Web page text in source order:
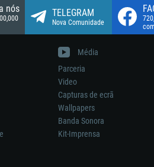
nós TELEGRAM
Nova Comunidade
Média
Parceria
Video
Capturas de ecrã
Wallpapers
Banda Sonora
Kit-Imprensa